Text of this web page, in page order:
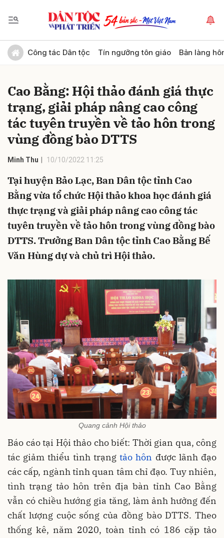
Công tác Dân tộc Tín ngưỡng tôn giáo Bản làng
Cao Bằng: Hội thảo đánh giá thực
trạng, giải pháp nâng cao công
tác tuyên truyền về tảo hôn trong
vùng đồng bào DTTS
Minh Thu 10/10/2022 11:25
Tại huyện Bảo Lạc, Ban Dân tộc tỉnh Cao
Bằng vừa tổ chức Hội thảo khoa học đánh giá
thực trạng và giải pháp nâng cao công tác
tuyên truyền về tảo hôn trong vùng đồng bào
DTTS. Trưởng Ban Dân tộc tỉnh Cao Bằng Bế
Văn Hùng dự và chủ trì Hội thảo.
Quang cảnh Hội thảo
Báo cáo tại Hội thảo cho biết: Thời gian qua, công
tác giảm thiểu tình trạngtảo hôn được lãnh đạo
các cấp, ngành tỉnh quan tâm chỉ đạo. Tuy nhiên,
tình trạng tảo hôn trên địa bàn tỉnh Cao Bằng
vẫn có chiều hướng gia tăng, làm ảnh hưởng đến
chất lượng cuộc sống của đồng bào DTTS. Theo
thống kê, năm 2020, toàn tỉnh có 186 cặp tảo
Gửi bình luận